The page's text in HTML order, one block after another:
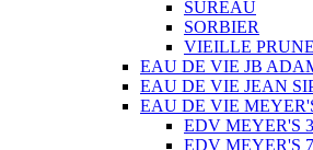
SUREAU
SORBIER
VIEILLE PRUNE
EAU DE VIE JB
EAU DE VIE JEAN
EAU DE VIE
EDV MEYER'S
EDV MEYER'S